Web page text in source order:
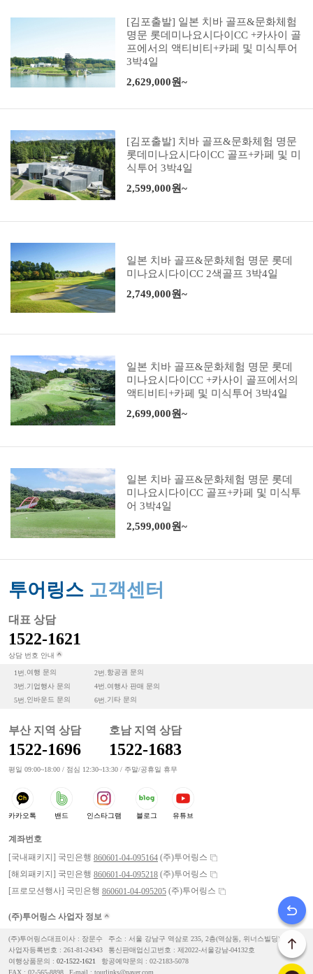
[김포출발] 일본 치바 골프&문화체험
명문 롯데미나요시다이CC +카사이 골
프에서의 액티비티+카페 및 미식투어
3박4일
2,629,000원~
[김포출발] 치바 골프&문화체험 명문
롯데미나요시다이CC 골프+카페 및 미
식투어 3박4일
2,599,000원~
일본 치바 골프&문화체험 명문 롯데
미나요시다이CC 2색골프 3박4일
2,749,000원~
일본 치바 골프&문화체험 명문 롯데
미나요시다이CC +카사이 골프에서의
액티비티+카페 및 미식투어 3박4일
2,699,000원~
일본 치바 골프&문화체험 명문 롯데
미나요시다이CC 골프+카페 및 미식투
어 3박4일
2,599,000원~
투어링스 고객센터
대표 상담
1522-1621
상담 번호 안내
1번. 여행 문의 2번. 항공권 문의
3번.기업행사 문의 4번.여행사 판매 문의
5번. 인바운드 문의 6번. 기타 문의
부산 지역 상담
1522-1696
호남 지역 상담
1522-1683
평일 09:00~18:00 / 점심 12:30~13:30 / 주말/공휴일 휴무
카카오톡 밴드 인스타그램 블로그 유튜브
계좌번호
[국내패키지] 국민은행 860601-04-095164 (주)투어링스
[해외패키지] 국민은행 860601-04-095218 (주)투어링스
[프로모션행사] 국민은행 860601-04-095205 (주)투어링스
(주)투어링스 사업자 정보
(주)투어링스대표이사 : 장문수
주소 : 서울 강남구 역삼로 235, 2층(역삼동, 위너스빌딩)
사업자등록번호 : 261-81-24343
통신판매업신고번호 : 제2022-서울강남-04132호
여행상품문의 : 02-1522-1621 항공예약문의 : 02-2183-5078
FAX : 02-565-8898
E-mail : tourlinks@naver.com